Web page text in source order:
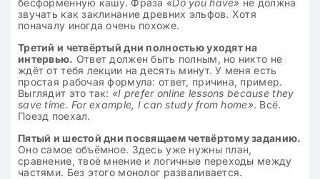
бесформенную кашу. Фраза «Do you have» не должна
звучать как заклинание древних эльфов. Хотя
поначалу иногда очень похоже.
Третий и четвёртый дни полностью уходят на
интервью. Ответ должен быть полным, но никто не
ждёт от тебя лекции на десять минут. У меня есть
простая рабочая формула: ответ, причина, пример.
Выглядит это так: «I prefer online lessons because they
save time. For example, I can study from home». Всё.
Поезд поехал.
Пятый и шестой дни посвящаем четвёртому заданию.
Оно самое объёмное. Здесь уже нужны план,
сравнение, твоё мнение и логичные переходы между
частями. Без этого монолог разваливается.